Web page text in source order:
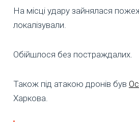
На місці удару зайнялася
локалізували.
Обійшлося без постраждалих.
Також під атакою дронів був
Харкова.